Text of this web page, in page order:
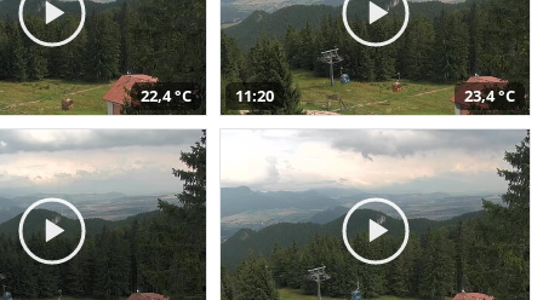
22,4 °C 11:20 23,4 °C